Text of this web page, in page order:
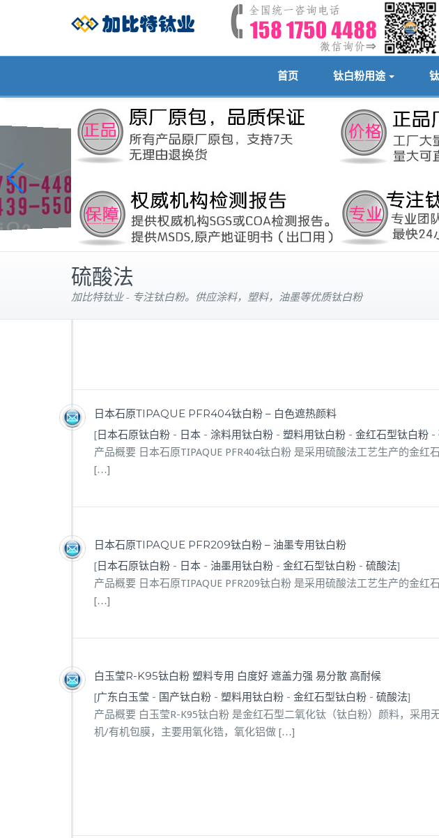
首页 钛白粉用途
硫酸法
加比特钛业 - 专注钛白粉。供应涂料，塑料，油墨等优质钛白粉
日本石原TIPAQUE PFR404钛白粉 – 白色遮热颜料
[日本石原钛白粉 - 日本 - 涂料用钛白粉 - 塑料用钛白粉 - 金红石型钛白粉 -
产品概要 日本石原TIPAQUE PFR404钛白粉 是采用硫酸法工艺生产的金红
[…]
日本石原TIPAQUE PFR209钛白粉 – 油墨专用钛白粉
[日本石原钛白粉 - 日本 - 油墨用钛白粉 - 金红石型钛白粉 - 硫酸法]
产品概要 日本石原TIPAQUE PFR209钛白粉 是采用硫酸法工艺生产的金红
[…]
白玉莹R-K95钛白粉 塑料专用 白度好 遮盖力强 易分散 高耐候
[广东白玉莹 - 国产钛白粉 - 塑料用钛白粉 - 金红石型钛白粉 - 硫酸法]
产品概要 白玉莹R-K95钛白粉 是金红石型二氧化钛（钛白粉）颜料，采用
机/有机包膜，主要用氧化锆，氧化铝做 […]